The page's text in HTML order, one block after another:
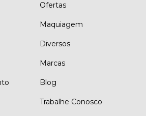
Ofertas
Maquiagem
Diversos
Marcas
Blog
Trabalhe Conosco